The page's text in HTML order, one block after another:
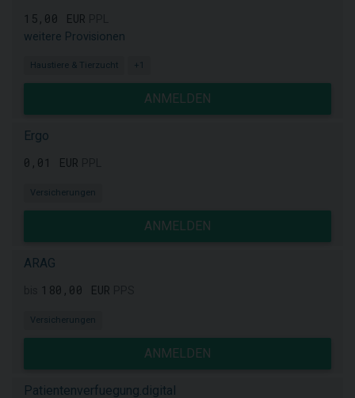
15,00 EUR
weitere Provisionen
Haustiere & Tierzucht +1
ANMELDEN
Ergo
0,01 EUR
Versicherungen
ANMELDEN
ARAG
180,00 EUR
Versicherungen
ANMELDEN
Patientenverfuegung.digital